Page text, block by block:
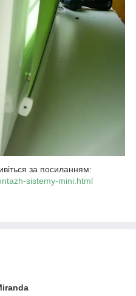
за посиланням:
sistemy-mini.html